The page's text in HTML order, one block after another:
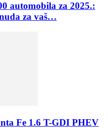
automobila za 2025.:
za vaš…
Fe 1.6 T-GDI PHEV